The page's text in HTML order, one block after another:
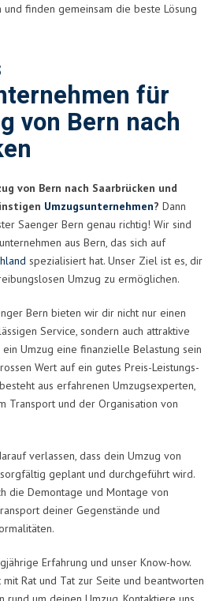
finden gemeinsam die beste Lösung
für
von Bern nach
von Bern nach Saarbrücken und
Umzugsunternehmen? Dann
Saenger Bern genau richtig! Wir sind
aus Bern, das sich auf
spezialisiert hat. Unser Ziel ist es, dir
Umzug zu ermöglichen.
Bern bieten wir dir nicht nur einen
Service, sondern auch attraktive
ein Umzug eine finanzielle Belastung sein
Wert auf ein gutes Preis-Leistungs-
aus erfahrenen Umzugsexperten,
Transport und der Organisation von
verlassen, dass dein Umzug von
geplant und durchgeführt wird.
die Demontage und Montage von
deiner Gegenstände und
Erfahrung und unser Know-how.
Rat und Tat zur Seite und beantworten